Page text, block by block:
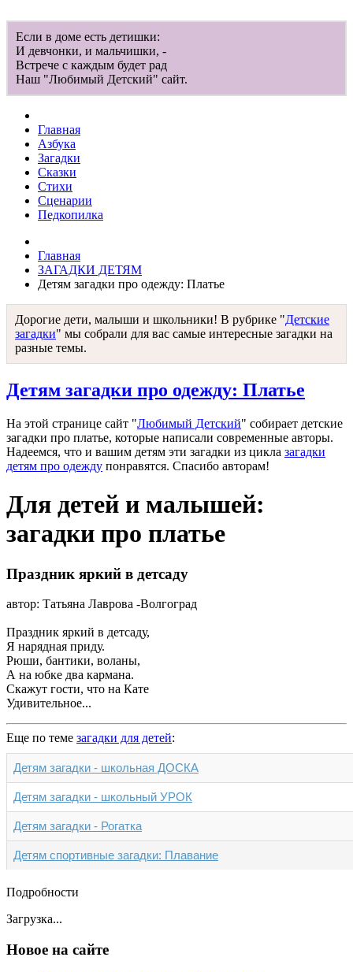
Если в доме есть детишки:
И девчонки, и мальчишки, -
Встрече с каждым будет рад
Наш "Любимый Детский" сайт.
Главная
Азбука
Загадки
Сказки
Стихи
Сценарии
Педкопилка
Главная
ЗАГАДКИ ДЕТЯМ
Детям загадки про одежду: Платье
Дорогие дети, малыши и школьники! В рубрике "Детские
загадки" мы собрали для вас самые интересные загадки на
разные темы.
Детям загадки про одежду: Платье
На этой странице сайт "Любимый Детский" собирает детские
загадки про платье, которые написали современные авторы.
Надеемся, что и вашим детям эти загадки из цикла загадки
детям про одежду понравятся. Спасибо авторам!
Для детей и малышей:
загадки про платье
Праздник яркий в детсаду
автор: Татьяна Лаврова -Волгоград
Праздник яркий в детсаду,
Я нарядная приду.
Рюши, бантики, воланы,
А на юбке два кармана.
Скажут гости, что на Кате
Удивительное...
Еще по теме загадки для детей:
Детям загадки - школьная ДОСКА
Детям загадки - школьный УРОК
Детям загадки - Рогатка
Детям спортивные загадки: Плавание
Подробности
Загрузка...
Новое на сайте